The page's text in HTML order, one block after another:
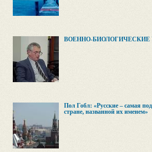
ВОЕННО-БИОЛОГИЧЕСКИЕ
Пол Гобл: «Русские – самая
стране, названной их именем»